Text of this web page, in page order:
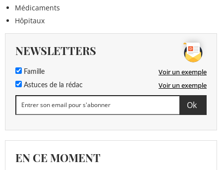
Médicaments
Hôpitaux
NEWSLETTERS
Famille Voir un exemple
Astuces de la rédac Voir un exemple
EN CE MOMENT